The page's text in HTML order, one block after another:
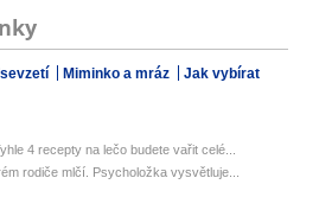
Miminko a mráz
Jak vybírat
4 recepty na lečo budete vařit celé...
rodiče mlčí. Psycholožka vysvětluje...